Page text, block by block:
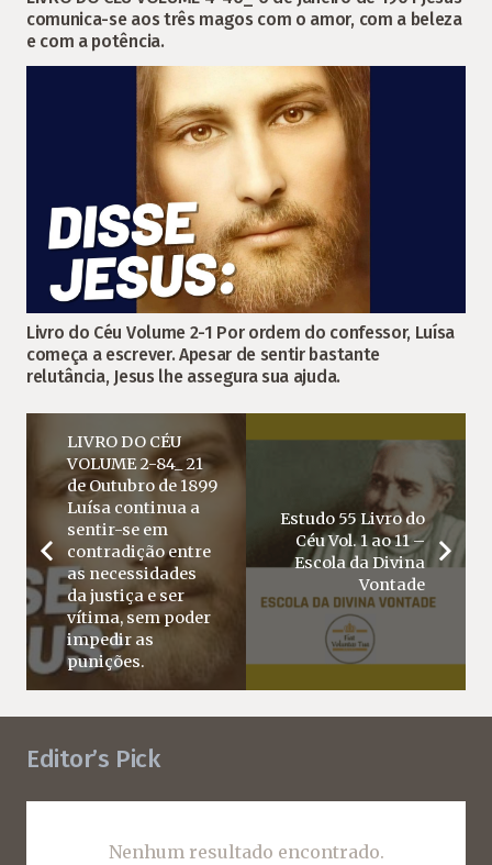
comunica-se aos três magos com o amor, com a beleza
e com a potência.
Livro do Céu Volume 2-1 Por ordem do confessor, Luísa
começa a escrever. Apesar de sentir bastante
relutância, Jesus lhe assegura sua ajuda.
LIVRO DO CÉU
VOLUME 2-84_ 21
de Outubro de 1899
Luísa continua a
sentir-se em
contradição entre
as necessidades
da justiça e ser
vítima, sem poder
impedir as
punições.
Estudo 55 Livro do
Céu Vol. 1 ao 11 –
Escola da Divina
Vontade
Editor’s Pick
Nenhum resultado encontrado.